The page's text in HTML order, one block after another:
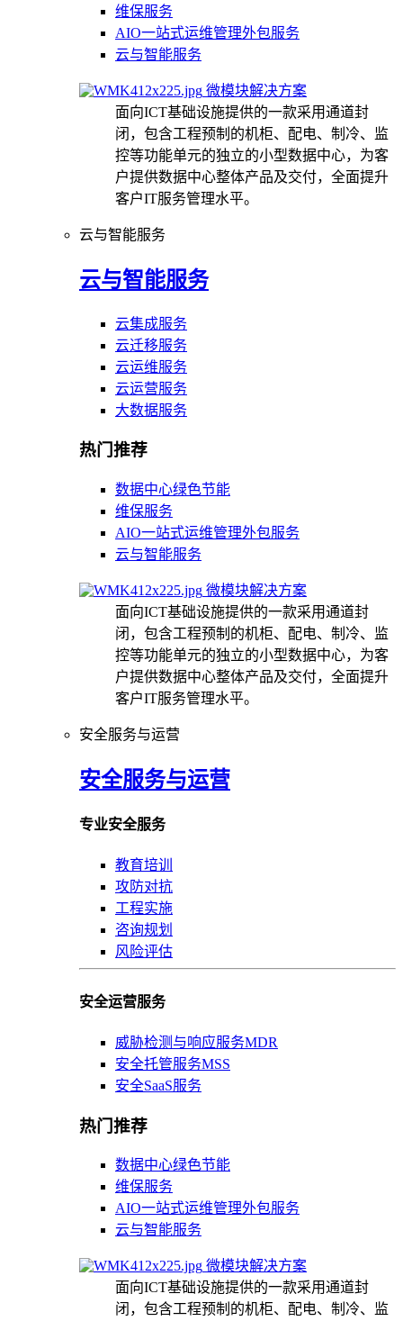
维保服务
AIO一站式运维管理外包服务
云与智能服务
微模块解决方案
面向ICT基础设施提供的一款采用通道封
闭，包含工程预制的机柜、配电、制冷、监
控等功能单元的独立的小型数据中心，为客
户提供数据中心整体产品及交付，全面提升
客户IT服务管理水平。
云与智能服务
云与智能服务
云集成服务
云迁移服务
云运维服务
云运营服务
大数据服务
热门推荐
数据中心绿色节能
维保服务
AIO一站式运维管理外包服务
云与智能服务
微模块解决方案
面向ICT基础设施提供的一款采用通道封
闭，包含工程预制的机柜、配电、制冷、监
控等功能单元的独立的小型数据中心，为客
户提供数据中心整体产品及交付，全面提升
客户IT服务管理水平。
安全服务与运营
安全服务与运营
专业安全服务
教育培训
攻防对抗
工程实施
咨询规划
风险评估
安全运营服务
威胁检测与响应服务MDR
安全托管服务MSS
安全SaaS服务
热门推荐
数据中心绿色节能
维保服务
AIO一站式运维管理外包服务
云与智能服务
微模块解决方案
面向ICT基础设施提供的一款采用通道封
闭，包含工程预制的机柜、配电、制冷、监